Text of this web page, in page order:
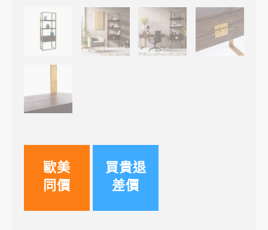
歐美
同價
買貴退
差價